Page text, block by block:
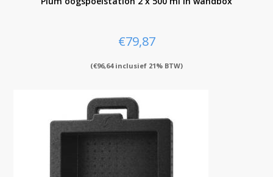
€79,87
(€96,64inclusief 21% BTW)